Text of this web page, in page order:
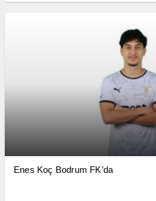
Enes Koç Bodrum FK’da